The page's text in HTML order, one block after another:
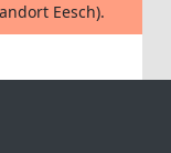
Eesch).